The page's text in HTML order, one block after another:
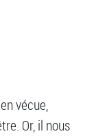
vécue,
Or, il nous